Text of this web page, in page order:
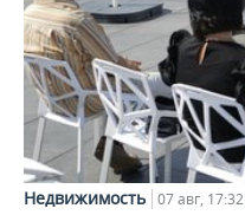
Недвижимость 07 авг, 17:32